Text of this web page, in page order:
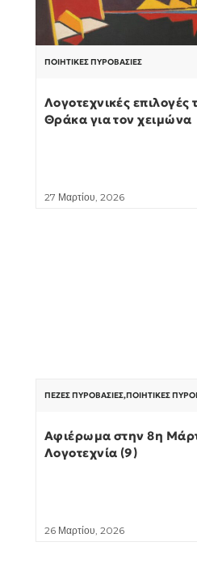
ΠΟΙΗΤΙΚΈΣ ΠΥΡΟΒΑΣΊΕΣ
Λογοτεχνικές επιλογές
Θράκα για τον χειμώνα
27 Μαρτίου, 2026
ΠΕΖΈΣ ΠΥΡΟΒΑΣΊΕΣ,ΠΟΙΗΤΙΚΈΣ
Αφιέρωμα στην 8η
Λογοτεχνία (9)
26 Μαρτίου, 2026